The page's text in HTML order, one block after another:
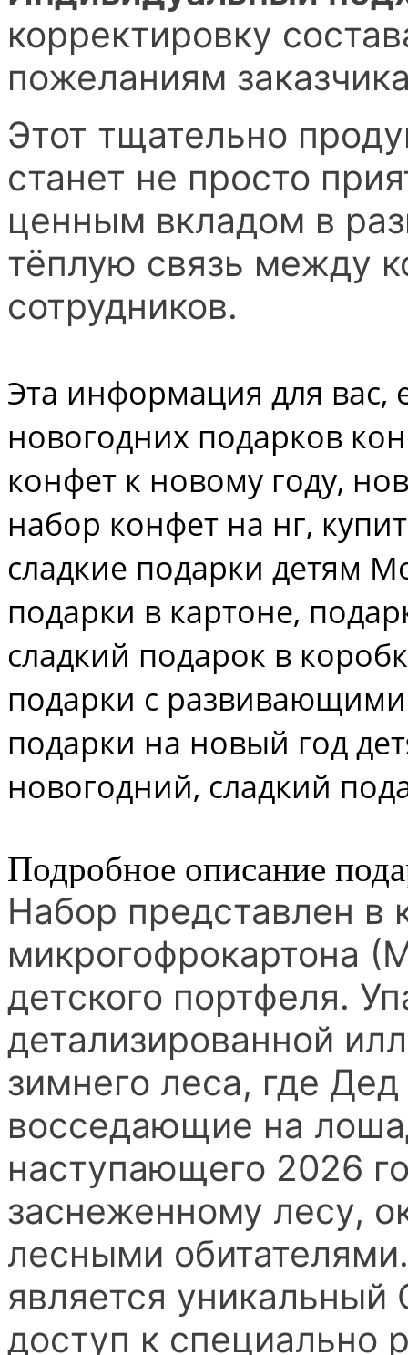
корректировку
пожеланиям
Этот тщательно
станет не просто
ценным вкладом в
тёплую связь между
сотрудников.
Эта информация для вас,
новогодних подарков
конфет к новому году,
набор конфет на нг,
сладкие подарки детям
подарки в картоне,
сладкий подарок в
подарки с
подарки на новый год
новогодний, сладкий
Подробное описание
Набор представлен в
микрогофрокартона
детского портфеля.
детализированной
зимнего леса, где
восседающие на
наступающего 2026
заснеженному лесу,
лесными
является
доступ к специально